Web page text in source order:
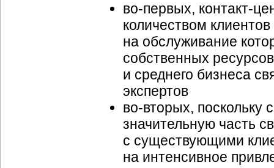
во-первых, контакт-
количеством
на обслуживание
собственных
и среднего бизнеса
экспертов
во-вторых, поскольку
значительную часть
с существующими
на интенсивное